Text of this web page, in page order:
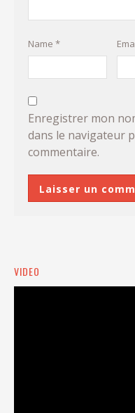
Name *
Enregistrer mon
dans le navigateur
commentaire.
VIDEO